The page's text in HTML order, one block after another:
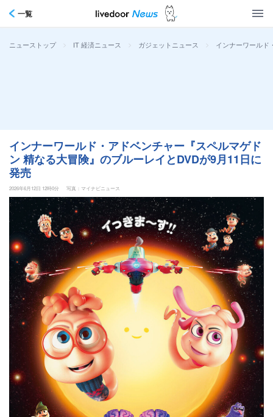
一覧
ニューストップ > IT 経済ニュース > ガジェットニュース > インナーワールド
インナーワールド・アドベンチャー『スペルマゲド
ン 精なる大冒険』のブルーレイとDVDが9月11日に
発売
2026年6月12日 12時0分 写真：マイナビニュース